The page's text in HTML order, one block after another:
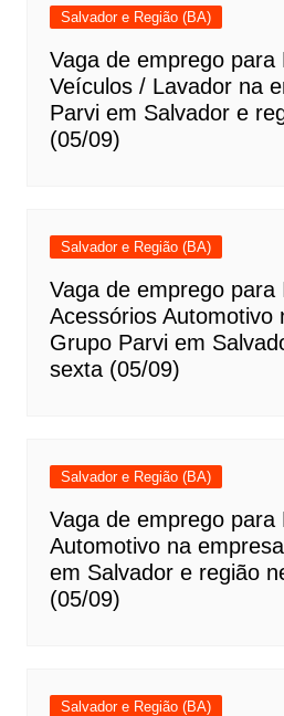
Salvador e Região (BA)
Vaga de emprego para
Veículos / Lavador na
Parvi em Salvador e
(05/09)
Salvador e Região (BA)
Vaga de emprego para
Acessórios Automotivo
Grupo Parvi em
sexta (05/09)
Salvador e Região (BA)
Vaga de emprego para
Automotivo na
em Salvador e região
(05/09)
Salvador e Região (BA)